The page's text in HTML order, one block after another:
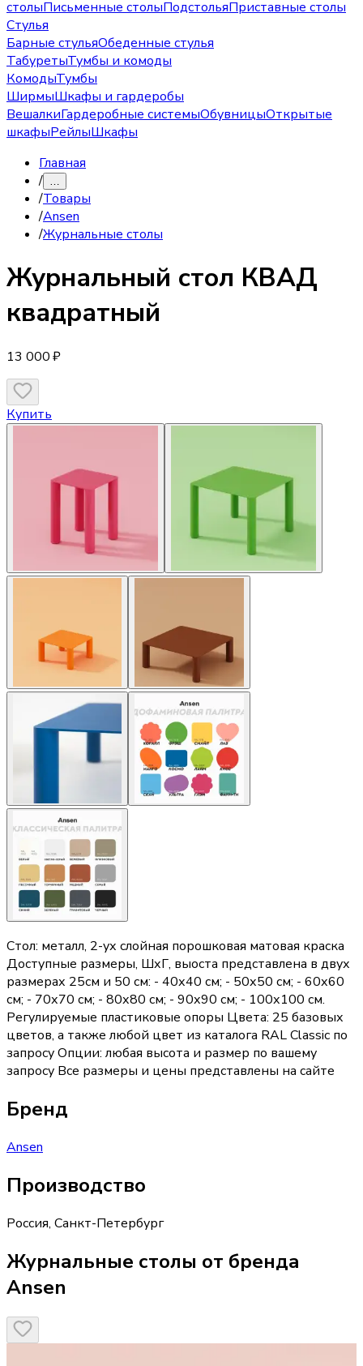
столыПисьменные столыПодстольяПриставные столы
Стулья
Барные стульяОбеденные стулья
ТабуретыТумбы и комоды
КомодыТумбы
ШирмыШкафы и гардеробы
ВешалкиГардеробные системыОбувницыОткрытые
шкафыРейлыШкафы
Главная
/ …
/Товары
/Ansen
/Журнальные столы
Журнальный стол КВАД
квадратный
13 000 ₽
Купить
Стол: металл, 2-ух слойная порошковая матовая краска
Доступные размеры, ШхГ, выоста представлена в двух
размерах 25см и 50 см: - 40х40 см; - 50х50 см; - 60х60
см; - 70х70 см; - 80х80 см; - 90х90 см; - 100х100 см.
Регулируемые пластиковые опоры Цвета: 25 базовых
цветов, а также любой цвет из каталога RAL Classic по
запросу Опции: любая высота и размер по вашему
запросу Все размеры и цены представлены на сайте
Бренд
Ansen
Производство
Россия, Санкт-Петербург
Журнальные столы от бренда
Ansen